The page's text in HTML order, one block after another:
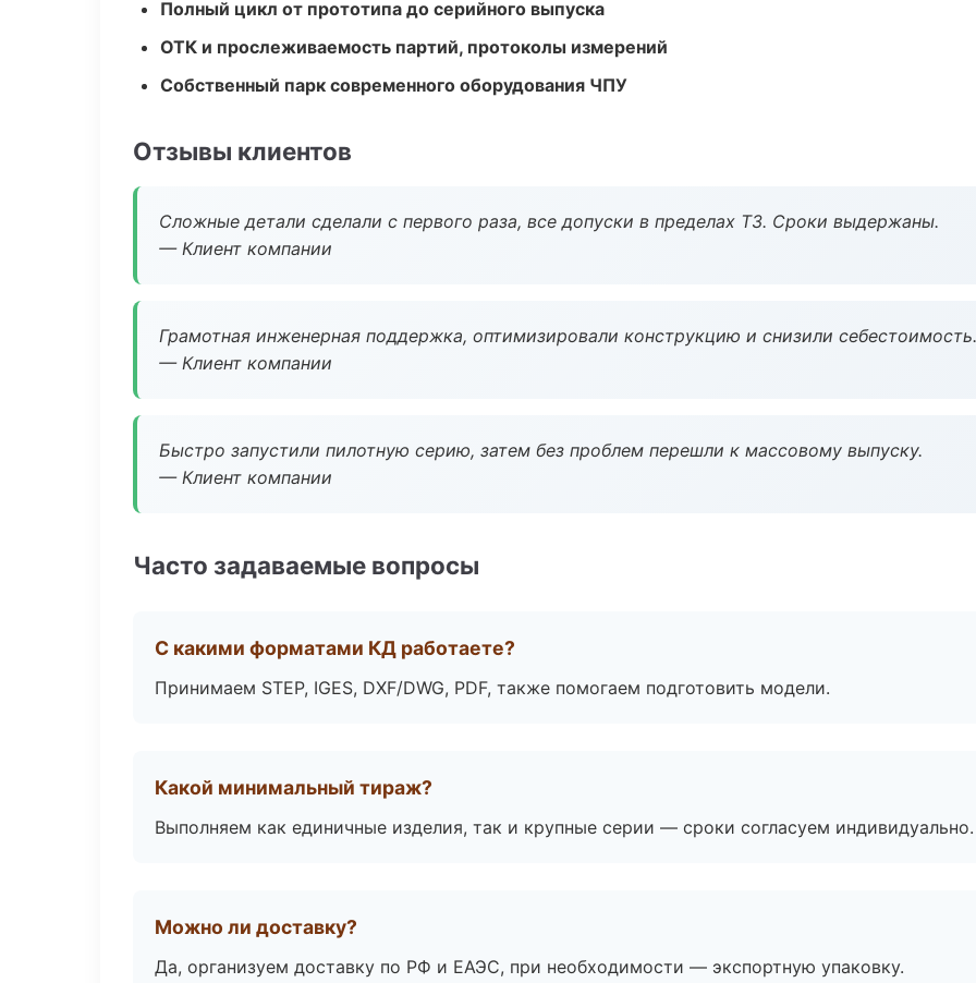
Полный цикл от прототипа до серийного выпуска
ОТК и прослеживаемость партий, протоколы измерений
Собственный парк современного оборудования ЧПУ
Отзывы клиентов
Сложные детали сделали с первого раза, все допуски в пределах ТЗ. Сроки выдержаны.
— Клиент компании
Грамотная инженерная поддержка, оптимизировали конструкцию и снизили себестоимость.
— Клиент компании
Быстро запустили пилотную серию, затем без проблем перешли к массовому выпуску.
— Клиент компании
Часто задаваемые вопросы
С какими форматами КД работаете?
Принимаем STEP, IGES, DXF/DWG, PDF, также помогаем подготовить модели.
Какой минимальный тираж?
Выполняем как единичные изделия, так и крупные серии — сроки согласуем индивидуально.
Можно ли доставку?
Да, организуем доставку по РФ и ЕАЭС, при необходимости — экспортную упаковку.